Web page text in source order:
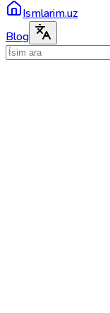
Ismlarim.uz
Blog